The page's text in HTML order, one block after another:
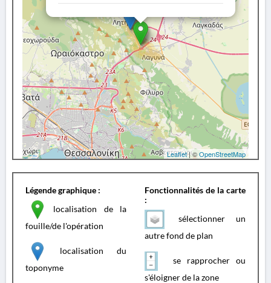
Leaflet| ©OpenStreetMap
Légende graphique :
localisation de la
fouille/de l'opération
localisation du
toponyme
Fonctionnalités de la carte
:
sélectionner un
autre fond de plan
se rapprocher ou
s'éloigner de la zone